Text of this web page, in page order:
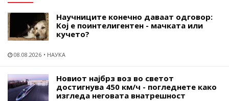
Научниците конечно даваат одговор:
Кој е поинтелигентен - мачката или
кучето?
08.08.2026 НАУКА
Новиот најбрз воз во светот
достигнува 450 км/ч - погледнете како
изгледа неговата внатрешност